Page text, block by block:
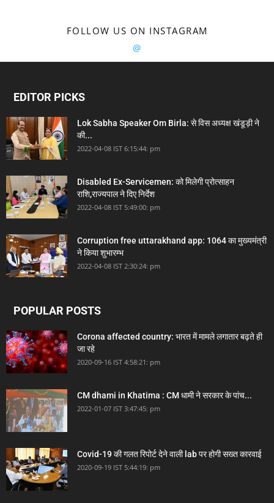
FOLLOW US ON INSTAGRAM
@
EDITOR PICKS
Lok Sabha Speaker Om Birla: से विस अध्यक्ष खंडूड़ी ने
की...
2022-04-08 IST 6:15:44: pm
Disabled Ex-Servicemen: को मिलेगी प्रोत्साहन
राशि,राज्यपाल ने दिए निर्देश
2022-04-08 IST 5:49:00: pm
Corruption free uttarakhand app: 1064 का मुख्यमंत्री
ने किया शुभारम्भ
2022-04-08 IST 2:30:24: pm
POPULAR POSTS
Corona affected country: भारत में मामले लगातार बढ़ते ही
जा रहे
2020-09-16 IST 4:58:21: pm
CM dhami in Khatima : CM धामी ने सरकार के पांच...
2022-01-07 IST 3:47:45: pm
Covid-19 की गलत रिपोर्ट देने वाली lab पर होगी सख्त कारवाई
2020-09-19 IST 5:44:19: pm